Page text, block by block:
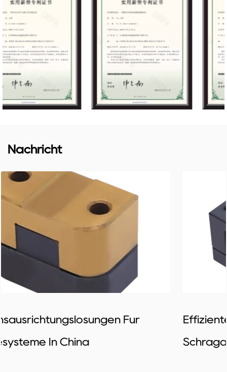
Nachricht
Effiziente Formlösungen Für
Schrägauswurfsysteme